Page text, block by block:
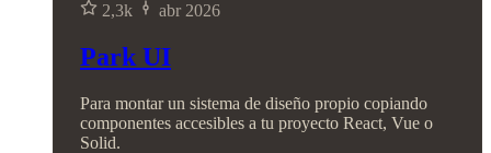
2,3k
abr 2026
Park UI
Para montar un sistema de diseño propio copiando
componentes accesibles a tu proyecto React, Vue o
Solid.